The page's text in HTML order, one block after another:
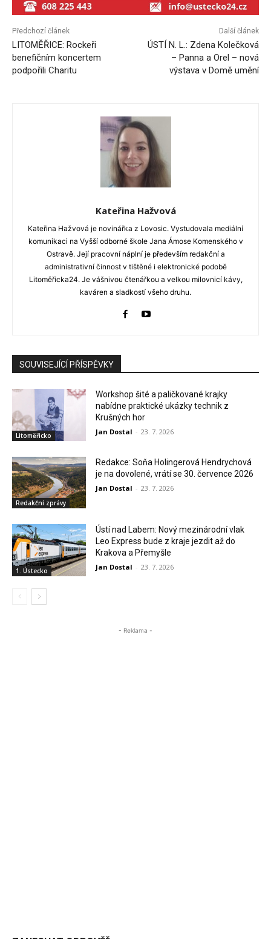
Předchozí článek
LITOMĚŘICE: Rockeři
benefičním koncertem
podpořili Charitu
Další článek
ÚSTÍ N. L.: Zdena Kolečková
– Panna a Orel – nová
výstava v Domě umění
Kateřina Hažvová
Kateřina Hažvová je novinářka z Lovosic. Vystudovala mediální
komunikaci na Vyšší odborné škole Jana Ámose Komenského v
Ostravě. Její pracovní náplní je především redakční a
administrativní činnost v tištěné i elektronické podobě
Litoměřicka24. Je vášnivou čtenářkou a velkou milovnicí kávy,
kaváren a sladkostí všeho druhu.
SOUVISEJÍCÍ PŘÍSPĚVKY
Litoměřicko
Workshop šité a paličkované krajky
nabídne praktické ukázky technik z
Krušných hor
Jan Dostal - 23. 7. 2026
Redakční zprávy
Redakce: Soňa Holingerová Hendrychová
je na dovolené, vrátí se 30. července 2026
Jan Dostal - 23. 7. 2026
1. Ústecko
Ústí nad Labem: Nový mezinárodní vlak
Leo Express bude z kraje jezdit až do
Krakova a Přemyšle
Jan Dostal - 23. 7. 2026
- Reklama -